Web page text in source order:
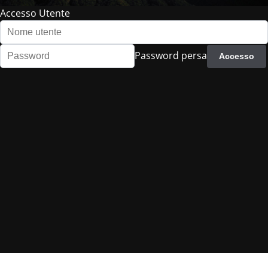
Accesso Utente
Password persa